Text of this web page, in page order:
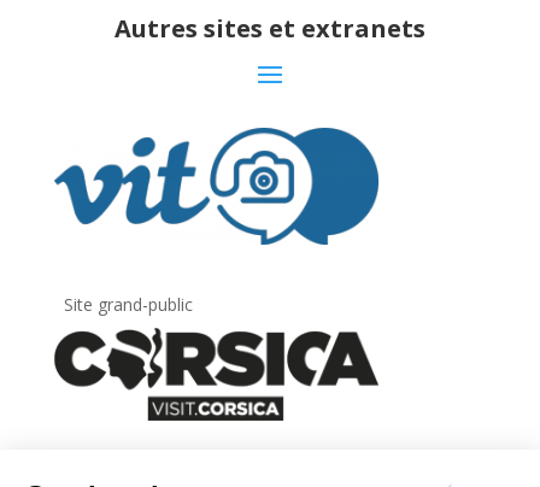
Autres sites et extranets
Site grand-public